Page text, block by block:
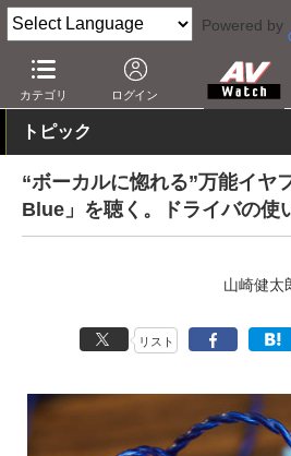
Powered by
カテゴリ ログイン
AV Watch 製品 ヘッドフォン その
トピック
“ボーカルに惚れる”万能イヤ
Blue」を聴く。ドライバの使
山崎健太
リスト